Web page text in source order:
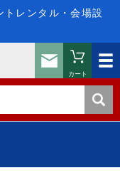
レンタル・会場設
お問い
カート